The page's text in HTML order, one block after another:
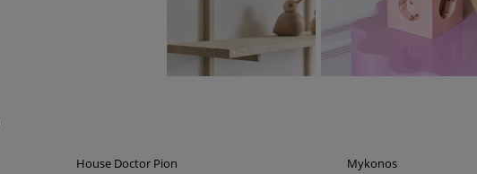
House Doctor Pion
Mykonos